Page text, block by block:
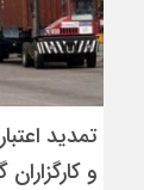
تمدید
و کارگزاران